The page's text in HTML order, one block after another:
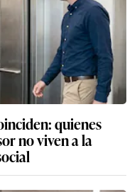
quienes
no viven a la